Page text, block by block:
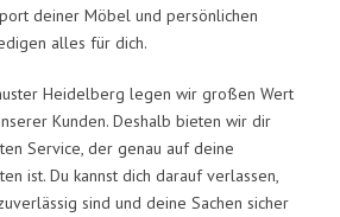
deiner Möbel und persönlichen
alles für dich.
Heidelberg legen wir großen Wert
Kunden. Deshalb bieten wir dir
Service, der genau auf deine
ist. Du kannst dich darauf verlassen,
sind und deine Sachen sicher